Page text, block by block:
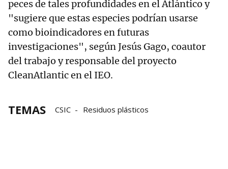
peces de tales profundidades en el Atlántico y
"sugiere que estas especies podrían usarse
como bioindicadores en futuras
investigaciones", según Jesús Gago, coautor
del trabajo y responsable del proyecto
CleanAtlantic en el IEO.
TEMAS CSIC Residuos plásticos